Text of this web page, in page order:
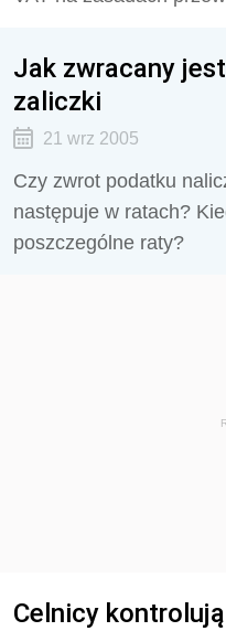
Jak zwracany
zaliczki
21 wrz 2005
Czy zwrot podatku
następuje w ratach?
poszczególne raty?
Celnicy